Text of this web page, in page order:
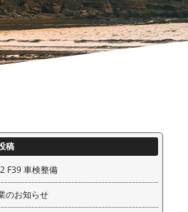
稿
F39 車検整備
のお知らせ